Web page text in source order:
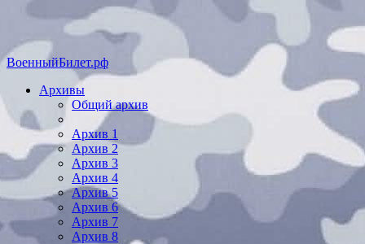
ВоенныйБилет.рф
Архивы
Общий архив
Архив 1
Архив 2
Архив 3
Архив 4
Архив 5
Архив 6
Архив 7
Архив 8